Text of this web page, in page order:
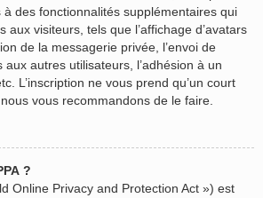
des fonctionnalités supplémentaires qui
aux visiteurs, tels que l’affichage d’avatars
de la messagerie privée, l’envoi de
autres utilisateurs, l’adhésion à un
L’inscription ne vous prend qu’un court
vous recommandons de le faire.
?
Online Privacy and Protection Act ») est